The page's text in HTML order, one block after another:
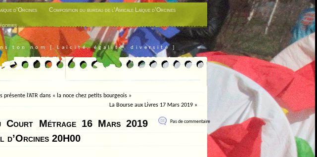
d’Orcines Composition du bureau de l’Amicale Laïque d’Orcines
ton nom [ Laïcité, égalité, diversité ]
présente l’ATR dans « la noce chez petits bourgeois »
La Bourse aux Livres 17 Mars 2019 »
Pas de commentaire
Court Métrage 16 Mars 2019
d’Orcines 20H00